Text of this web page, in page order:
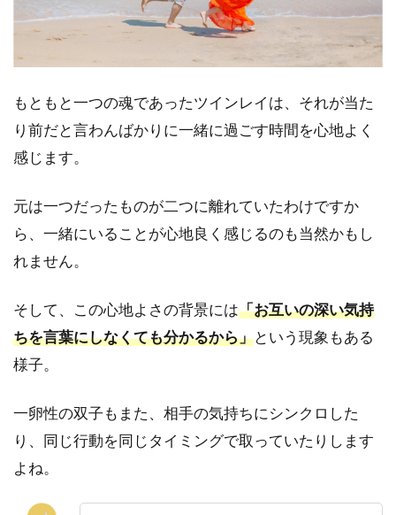
などの
感情が
1.16
相手の
自分自
福にな
相手の
自己成
長をも
たらす
いない
と不完
もともと一つの魂であったツインレイは、それが当た
り前だと言わんばかりに一緒に過ごす時間を心地よく
感じます。
元は一つだったものが二つに離れていたわけですか
ら、一緒にいることが心地良く感じるのも当然かもし
れません。
そして、この心地よさの背景には「お互いの深い気持
ちを言葉にしなくても分かるから」という現象もある
様子。
一卵性の双子もまた、相手の気持ちにシンクロした
り、同じ行動を同じタイミングで取っていたりします
よね。